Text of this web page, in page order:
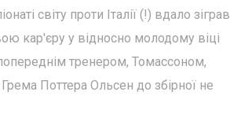
світу проти Італії (!) вдало зіграв
кар'єру у відносно молодому віці
тренером, Томассоном,
Поттера Ольсен до збірної не